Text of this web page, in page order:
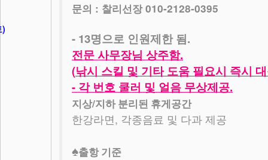
)
문의 : 찰리선장 010-2128-0395
- 13명으로 인원제한 됨 .
전문 사무장님 상주함.
(낚시 스킬 및 기타 도움 필요시 즉시
- 각 번호 쿨러 및 얼음 무상제공.
지상/지하 분리된 휴게공간
한강라면 , 각종음료 및 다과 제공
♠출항 기준